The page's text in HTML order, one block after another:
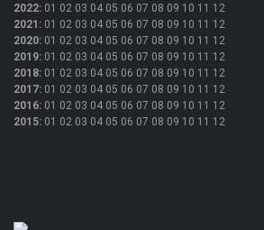
2022: 01 02 03 04 05 06 07 08 09 10 11 12
2021 : 01 02 03 04 05 06 07 08 09 10 11 12
2020: 01 02 03 04 05 06 07 08 09 10 11 12
2019: 01 02 03 04 05 06 07 08 09 10 11 12
2018: 01 02 03 04 05 06 07 08 09 10 11 12
2017: 01 02 03 04 05 06 07 08 09 10 11 12
2016: 01 02 03 04 05 06 07 08 09 10 11 12
2015: 01 02 03 04 05 06 07 08 09 10 11 12